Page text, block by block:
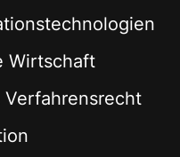
Wirtschaft
Verfahrensrecht